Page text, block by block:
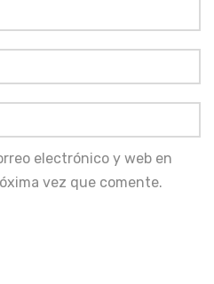
electrónico y web en
vez que comente.